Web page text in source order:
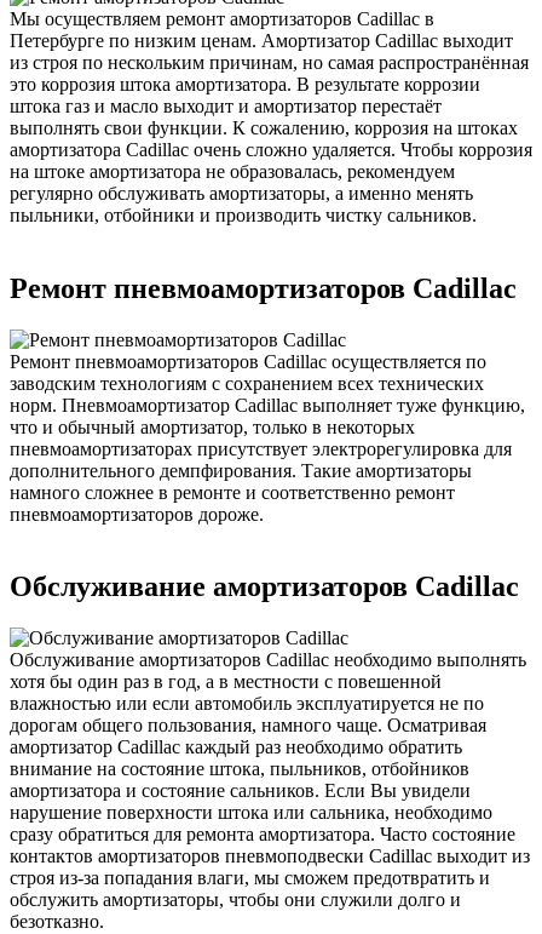
Мы осуществляем ремонт амортизаторов Cadillac в
Петербурге по низким ценам. Амортизатор Cadillac выходит
из строя по нескольким причинам, но самая распространённая
это коррозия штока амортизатора. В результате коррозии
штока газ и масло выходит и амортизатор перестаёт
выполнять свои функции. К сожалению, коррозия на штоках
амортизатора Cadillac очень сложно удаляется. Чтобы коррозия
на штоке амортизатора не образовалась, рекомендуем
регулярно обслуживать амортизаторы, а именно менять
пыльники, отбойники и производить чистку сальников.
Ремонт пневмоамортизаторов Cadillac
Ремонт пневмоамортизаторов Cadillac осуществляется по
заводским технологиям с сохранением всех технических
норм. Пневмоамортизатор Cadillac выполняет туже функцию,
что и обычный амортизатор, только в некоторых
пневмоамортизаторах присутствует электрорегулировка для
дополнительного демпфирования. Такие амортизаторы
намного сложнее в ремонте и соответственно ремонт
пневмоамортизаторов дороже.
Обслуживание амортизаторов Cadillac
Обслуживание амортизаторов Cadillac необходимо выполнять
хотя бы один раз в год, а в местности с повешенной
влажностью или если автомобиль эксплуатируется не по
дорогам общего пользования, намного чаще. Осматривая
амортизатор Cadillac каждый раз необходимо обратить
внимание на состояние штока, пыльников, отбойников
амортизатора и состояние сальников. Если Вы увидели
нарушение поверхности штока или сальника, необходимо
сразу обратиться для ремонта амортизатора. Часто состояние
контактов амортизаторов пневмоподвески Cadillac выходит из
строя из-за попадания влаги, мы сможем предотвратить и
обслужить амортизаторы, чтобы они служили долго и
безотказно.